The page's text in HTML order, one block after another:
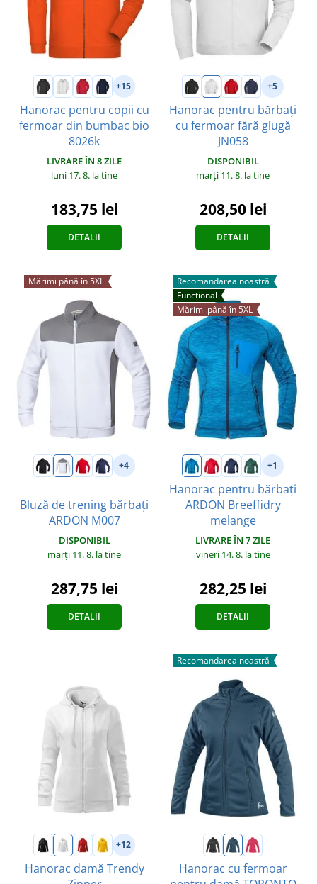
+15
Hanorac pentru copii cu
fermoar din bumbac bio
8026k
LIVRARE ÎN 8 ZILE
luni 17. 8. la tine
183,75 lei
DETALII
+5
Hanorac pentru bărbați
cu fermoar fără glugă
JN058
DISPONIBIL
marți 11. 8. la tine
208,50 lei
DETALII
Mărimi până în 5XL
+4
Bluză de trening bărbați
ARDON M007
DISPONIBIL
marți 11. 8. la tine
287,75 lei
DETALII
Recomandarea noastră
Funcțional
Mărimi până în 5XL
+1
Hanorac pentru bărbați
ARDON Breeffidry
melange
LIVRARE ÎN 7 ZILE
vineri 14. 8. la tine
282,25 lei
DETALII
+12
Hanorac damă Trendy
Recomandarea noastră
Hanorac cu fermoar